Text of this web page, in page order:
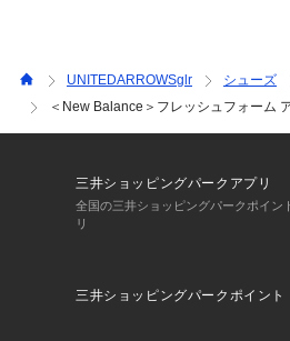
UNITEDARROWSglr シューズ
＜New Balance＞フレッシュフォーム
三井ショッピングパークアプリ
全国の三井ショッピングパークポイン
リ
三井ショッピングパークポイント